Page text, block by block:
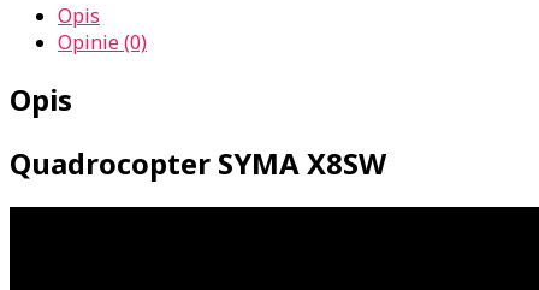
Opis
Opinie (0)
Opis
Quadrocopter SYMA X8SW